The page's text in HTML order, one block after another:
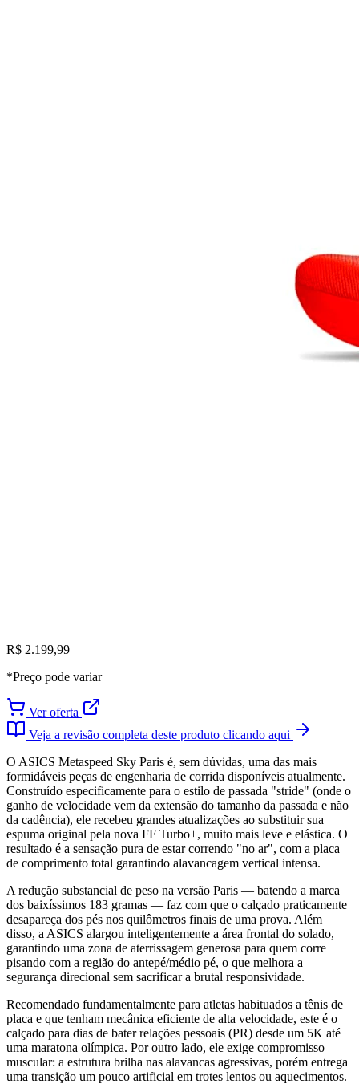
R$ 2.199,99
*Preço pode variar
Ver oferta
Veja a revisão completa deste produto clicando aqui
O ASICS Metaspeed Sky Paris é, sem dúvidas, uma das mais
formidáveis peças de engenharia de corrida disponíveis atualmente.
Construído especificamente para o estilo de passada "stride" (onde o
ganho de velocidade vem da extensão do tamanho da passada e não
da cadência), ele recebeu grandes atualizações ao substituir sua
espuma original pela nova FF Turbo+, muito mais leve e elástica. O
resultado é a sensação pura de estar correndo "no ar", com a placa
de comprimento total garantindo alavancagem vertical intensa.
A redução substancial de peso na versão Paris — batendo a marca
dos baixíssimos 183 gramas — faz com que o calçado praticamente
desapareça dos pés nos quilômetros finais de uma prova. Além
disso, a ASICS alargou inteligentemente a área frontal do solado,
garantindo uma zona de aterrissagem generosa para quem corre
pisando com a região do antepé/médio pé, o que melhora a
segurança direcional sem sacrificar a brutal responsividade.
Recomendado fundamentalmente para atletas habituados a tênis de
placa e que tenham mecânica eficiente de alta velocidade, este é o
calçado para dias de bater relações pessoais (PR) desde um 5K até
uma maratona olímpica. Por outro lado, ele exige compromisso
muscular: a estrutura brilha nas alavancas agressivas, porém entrega
uma transição um pouco artificial em trotes lentos ou aquecimentos.